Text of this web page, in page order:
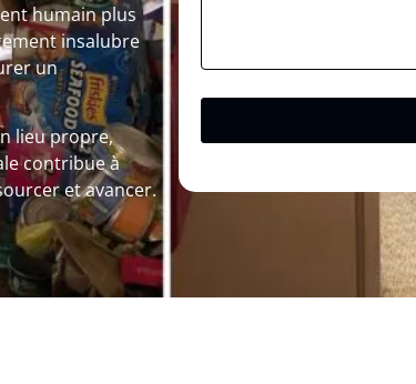
humain plus
insalubre
un
lieu propre,
contribue à
et avancer.